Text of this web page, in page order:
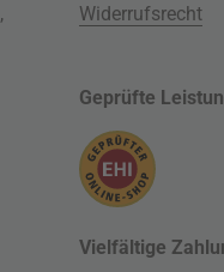
,
Widerrufsrecht
Geprüfte
Vielfältige